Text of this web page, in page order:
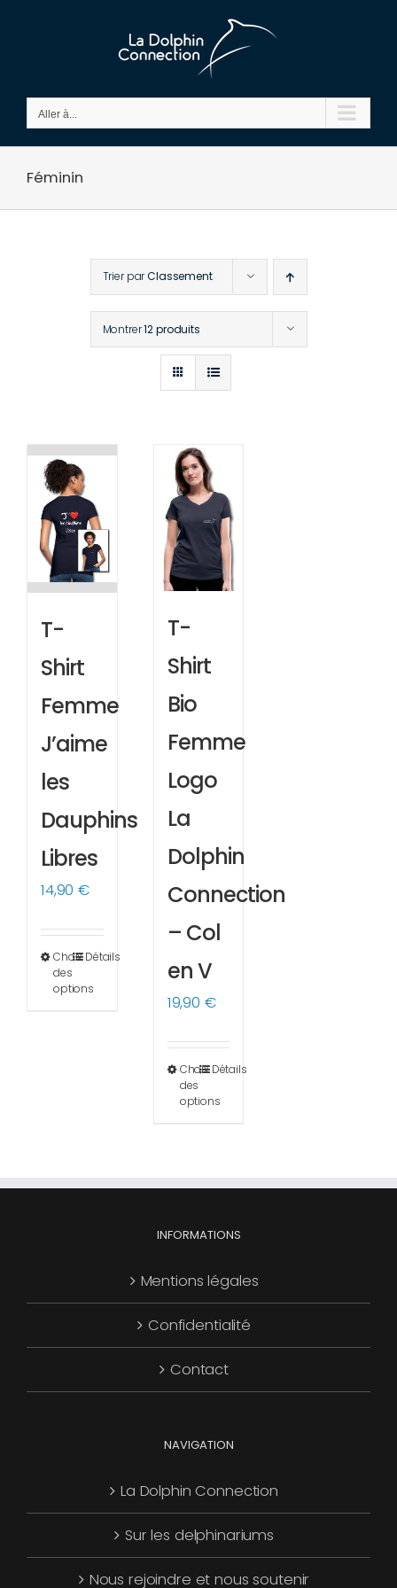
Aller à...
Féminin
Trier parClassement
Montrer12 produits
T-
Shirt
Femme
J’aime
les
Dauphins
Libres
14,90€
Choix
des
options
Ce
produit
choisies
Détails
T-
Shirt
Bio
Femme
Logo
La
Dolphin
Connection
– Col
en V
19,90 €
Choix
des
options
Ce
produit
options
être
choisies
sur
Détails
INFORMATIONS
Mentions légales
Confidentialité
Contact
NAVIGATION
La Dolphin Connection
Sur les delphinariums
Nous rejoindre et nous soutenir